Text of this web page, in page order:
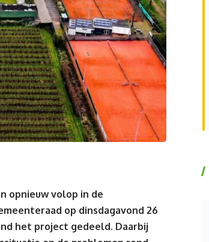
opnieuw volop in de
op dinsdagavond 26
het project gedeeld. Daarbij